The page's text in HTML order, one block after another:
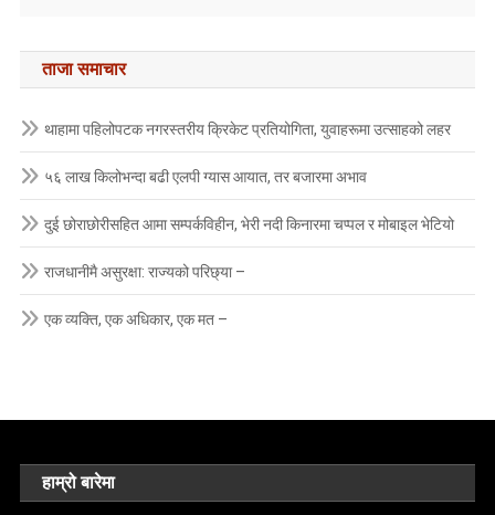
ताजा समाचार
थाहामा पहिलोपटक नगरस्तरीय क्रिकेट प्रतियोगिता, युवाहरूमा उत्साहको लहर
५६ लाख किलोभन्दा बढी एलपी ग्यास आयात, तर बजारमा अभाव
दुई छोराछोरीसहित आमा सम्पर्कविहीन, भेरी नदी किनारमा चप्पल र मोबाइल भेटियो
राजधानीमै असुरक्षा: राज्यको परिछ्या –
एक व्यक्ति, एक अधिकार, एक मत –
हाम्रो बारेमा